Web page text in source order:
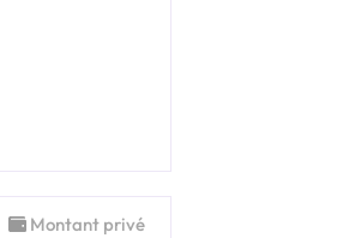
Montant privé